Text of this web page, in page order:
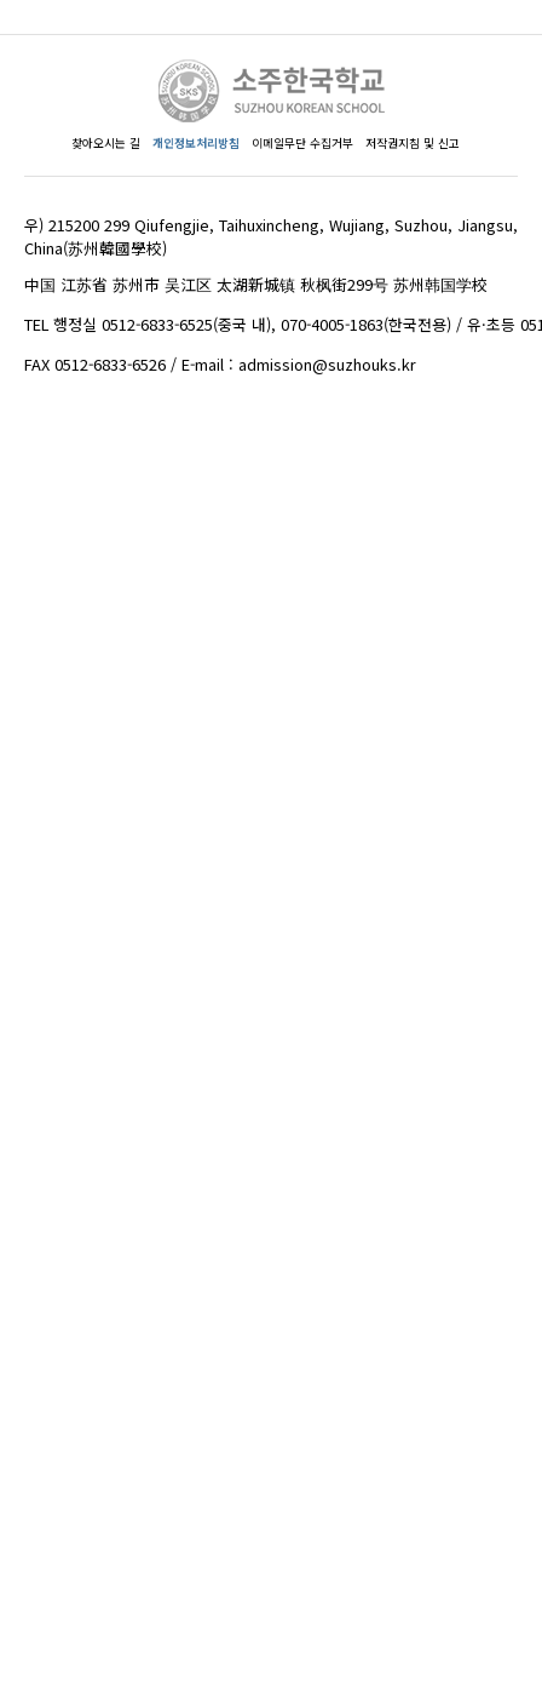
찾아오시는 길 개인정보처리방침 이메일무단 수집거부 저작권지침 및 신고
우) 215200 299 Qiufengjie, Taihuxincheng, Wujiang, Suzhou, Jiangsu,
China(苏州韓國學校)
中国 江苏省 苏州市 吴江区 太湖新城镇 秋枫街299号 苏州韩国学校
TEL 행정실 0512-6833-6525(중국 내), 070-4005-1863(한국전용) / 유·초등
FAX 0512-6833-6526 / E-mail : admission@suzhouks.kr